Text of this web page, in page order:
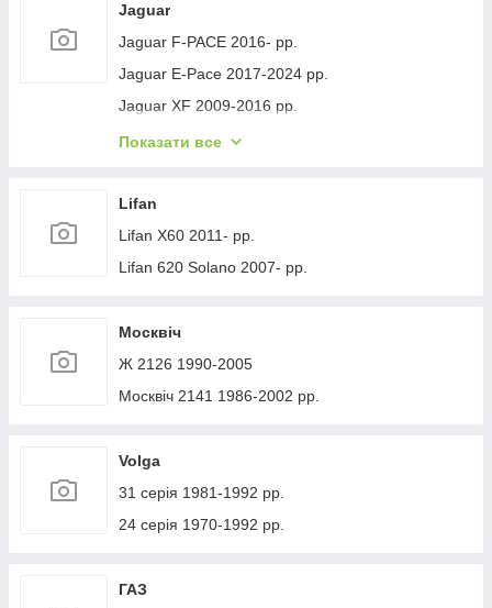
Jaguar
Jaguar F-PACE 2016- рр.
Jaguar E-Pace 2017-2024 рр.
Jaguar XF 2009-2016 рр.
Jaguar XF 2016- рр.
Jaguar XJ 2010-хв.
Показати все
Lifan
Lifan X60 2011- рр.
Lifan 620 Solano 2007- рр.
Москвіч
Ж 2126 1990-2005
Москвіч 2141 1986-2002 рр.
Volga
31 серія 1981-1992 рр.
24 серія 1970-1992 рр.
ГАЗ